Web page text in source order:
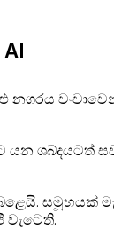
ශබ්දයටත්
සමූහයක්